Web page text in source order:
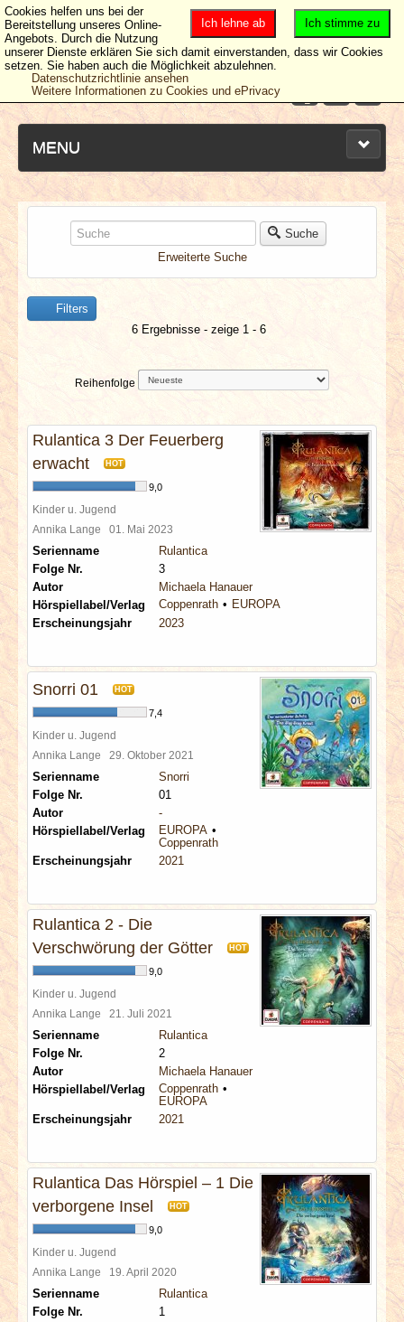
MENU
NEUESTE ARTIKEL
NEWS & DATES
BERICHTE
VERLOSUNGEN
SPECIALS
REDAKTION
LINKS
ARCHIV
Suche
Erweiterte Suche
Filters
6 Ergebnisse - zeige 1 - 6
Reihenfolge
Rulantica 3 Der Feuerberg
erwacht
HOT
9,0
Kinder u. Jugend
Annika Lange 01. Mai 2023
Serienname
Rulantica
Folge Nr.
3
Autor
Michaela Hanauer
Hörspiellabel/Verlag
Coppenrath
EUROPA
Erscheinungsjahr
2023
Snorri 01 HOT
7,4
Kinder u. Jugend
Annika Lange 29. Oktober 2021
Serienname
Snorri
Folge Nr.
01
Autor
-
Hörspiellabel/Verlag
EUROPA
Coppenrath
Erscheinungsjahr
2021
Rulantica 2 - Die
Verschwörung der Götter
HOT
9,0
Kinder u. Jugend
Annika Lange 21. Juli 2021
Serienname
Rulantica
Folge Nr.
2
Autor
Michaela Hanauer
Hörspiellabel/Verlag
Coppenrath
EUROPA
Erscheinungsjahr
2021
Rulantica Das Hörspiel – 1 Die
verborgene Insel
HOT
9,0
Kinder u. Jugend
Annika Lange 19. April 2020
Serienname
Rulantica
Folge Nr.
1
Ich stimme zu
Ich lehne ab
Cookies helfen uns bei der
Bereitstellung unseres Online-
Angebots. Durch die Nutzung
unserer Dienste erklären Sie sich damit einverstanden, dass wir Cookies
setzen. Sie haben auch die Möglichkeit abzulehnen.
Datenschutzrichtlinie ansehen
Weitere Informationen zu Cookies und ePrivacy